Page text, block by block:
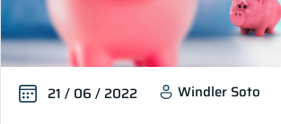
información financiera
21 / 06 / 2022 Windler Soto